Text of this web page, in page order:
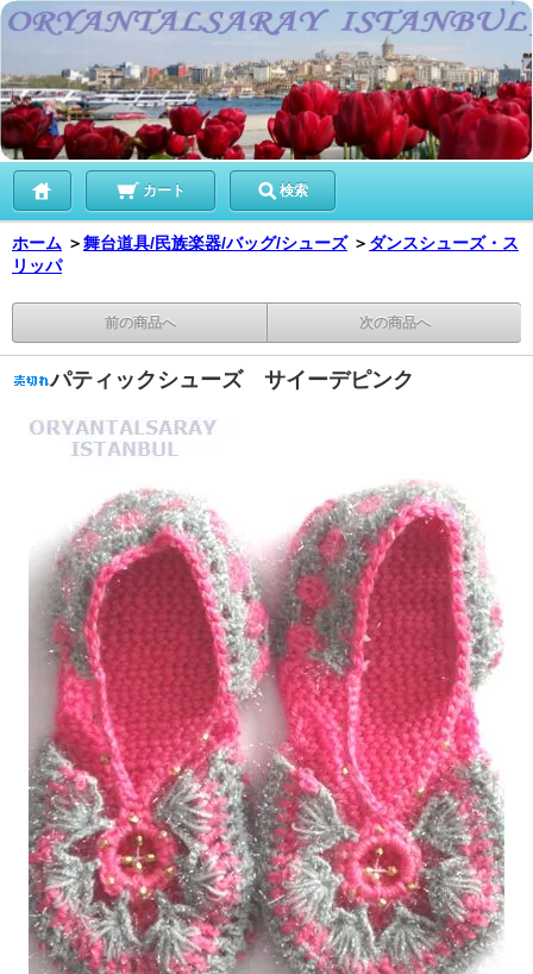
カート 検索
ホーム ＞舞台道具/民族楽器/バッグ/シューズ ＞ ダンスシューズ・ス
リッパ
前の商品へ 次の商品へ
パティックシューズ サイーデピンク